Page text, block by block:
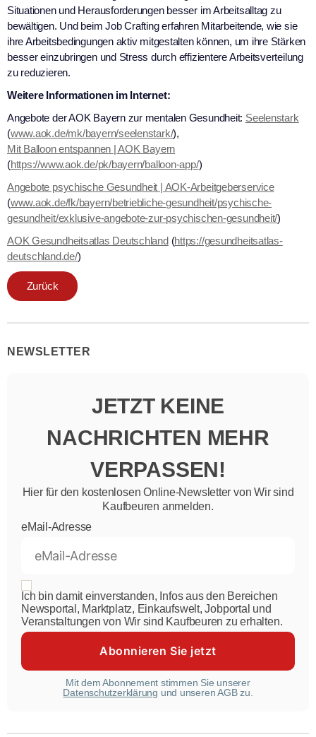
Situationen und Herausforderungen besser im Arbeitsalltag zu
bewältigen. Und beim Job Crafting erfahren Mitarbeitende, wie sie
ihre Arbeitsbedingungen aktiv mitgestalten können, um ihre Stärken
besser einzubringen und Stress durch effizientere Arbeitsverteilung
zu reduzieren.
Weitere Informationen im Internet:
Angebote der AOK Bayern zur mentalen Gesundheit: Seelenstark
(www.aok.de/mk/bayern/seelenstark/),
Mit Balloon entspannen | AOK Bayern
(https://www.aok.de/pk/bayern/balloon-app/)
Angebote psychische Gesundheit | AOK-Arbeitgeberservice
(www.aok.de/fk/bayern/betriebliche-gesundheit/psychische-
gesundheit/exklusive-angebote-zur-psychischen-gesundheit/)
AOK Gesundheitsatlas Deutschland(https://gesundheitsatlas-
deutschland.de/)
Zurück
NEWSLETTER
JETZT KEINE
NACHRICHTEN MEHR
VERPASSEN!
Hier für den kostenlosen Online-Newsletter von Wir sind
Kaufbeuren anmelden.
eMail-Adresse
Ich bin damit einverstanden, Infos aus den Bereichen
Newsportal, Marktplatz, Einkaufswelt, Jobportal und
Veranstaltungen von Wir sind Kaufbeuren zu erhalten.
Mit dem Abonnement stimmen Sie unserer
Datenschutzerklärung und unseren AGB zu.